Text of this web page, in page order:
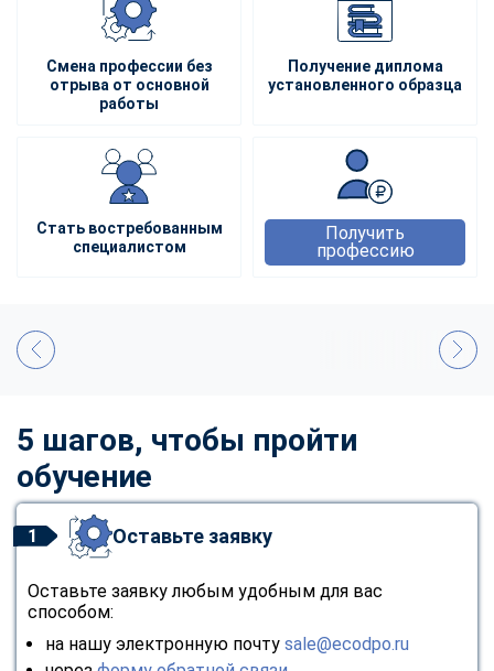
Смена профессии без
отрыва от основной
работы
Получение диплома
установленного образца
Стать востребованным
специалистом
Получить
профессию
5 шагов, чтобы пройти
обучение
1 Оставьте заявку
Оставьте заявку любым удобным для вас
способом:
на нашу электронную почту sale@ecodpo.ru